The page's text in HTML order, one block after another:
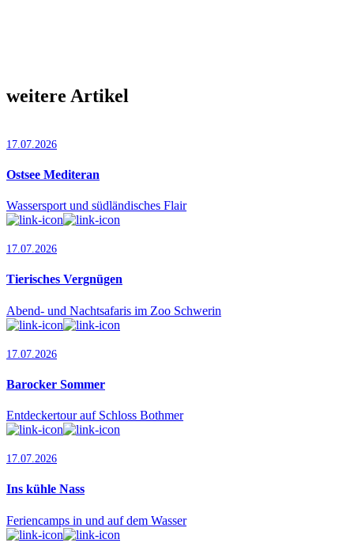
weitere Artikel
17.07.2026
Ostsee Mediteran
Wassersport und südländisches Flair
17.07.2026
Tierisches Vergnügen
Abend- und Nachtsafaris im Zoo Schwerin
17.07.2026
Barocker Sommer
Entdeckertour auf Schloss Bothmer
17.07.2026
Ins kühle Nass
Feriencamps in und auf dem Wasser